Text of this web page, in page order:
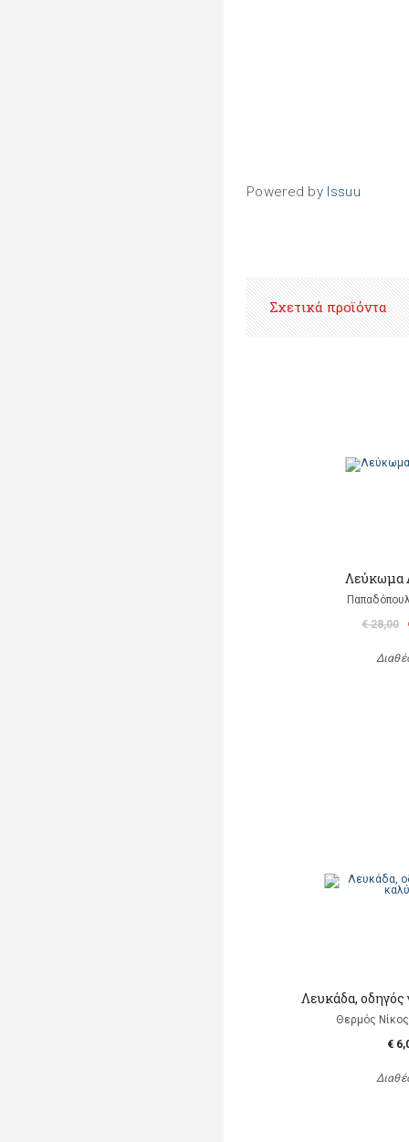
Powered by Issuu
Σχετικά προϊόντα
Λεύκωμα
€ 28,00
Λευκάδα, οδηγός
Θερμός
€